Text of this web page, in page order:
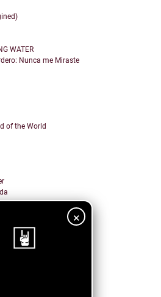
×
WATER
Nunca me Miraste
of the World
Sue (Will You Mar...
Olhos